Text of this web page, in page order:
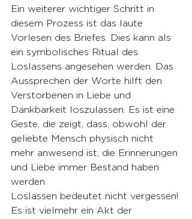
Ein weiterer wichtiger Schritt in
diesem Prozess ist das laute
Vorlesen des Briefes. Dies kann als
ein symbolisches Ritual des
Loslassens angesehen werden. Das
Aussprechen der Worte hilft den
Verstorbenen in Liebe und
Dankbarkeit loszulassen. Es ist eine
Geste, die zeigt, dass, obwohl der
geliebte Mensch physisch nicht
mehr anwesend ist, die Erinnerungen
und Liebe immer Bestand haben
werden.
Loslassen bedeutet nicht vergessen!
Es ist vielmehr ein Akt der